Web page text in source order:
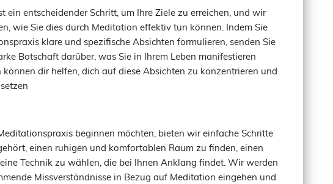
ein entscheidender Schritt, um Ihre Ziele zu erreichen, und wir
wie Sie dies durch Meditation effektiv tun können. Indem Sie
klare und spezifische Absichten formulieren, senden Sie
Botschaft darüber, was Sie in Ihrem Leben manifestieren
dir helfen, dich auf diese Absichten zu konzentrieren und
beginnen möchten, bieten wir einfache Schritte
einen ruhigen und komfortablen Raum zu finden, einen
Technik zu wählen, die bei Ihnen Anklang findet. Wir werden
Missverständnisse in Bezug auf Meditation eingehen und